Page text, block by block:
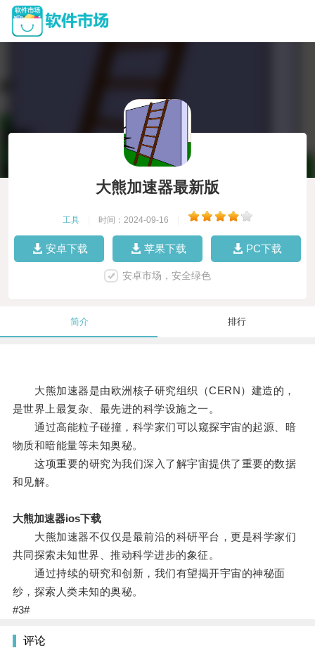
大熊加速器最新版
工具 时间：2024-09-16
安卓下载 苹果下载 PC下载
安卓市场，安全绿色
简介 排行
大熊加速器是由欧洲核子研究组织（CERN）建造的，
是世界上最复杂、最先进的科学设施之一。
通过高能粒子碰撞，科学家们可以窥探宇宙的起源、暗
物质和暗能量等未知奥秘。
这项重要的研究为我们深入了解宇宙提供了重要的数据
和见解。
大熊加速器ios下载
大熊加速器不仅仅是最前沿的科研平台，更是科学家们
共同探索未知世界、推动科学进步的象征。
通过持续的研究和创新，我们有望揭开宇宙的神秘面
纱，探索人类未知的奥秘。
#3#
评论